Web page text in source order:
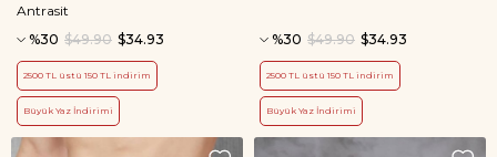
Antrasit
%30
$34.93
$49.90
2500 TL üstü 150 TL indirim
Büyük Yaz İndirimi
%30 $34.93
$49.90
2500 TL üstü 150 TL indirim
Büyük Yaz İndirimi